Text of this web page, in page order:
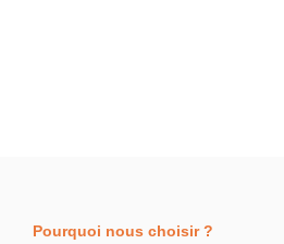
Pourquoi nous choisir ?